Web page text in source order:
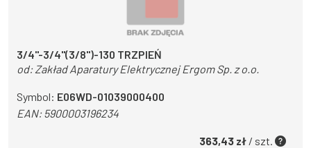
3/4"-3/4"(3/8")-130 TRZPIEŃ
od: Zakład Aparatury Elektrycznej Ergom Sp. z o.o.
Symbol: E06WD-01039000400
EAN:5900003196234
363,43 zł / szt.